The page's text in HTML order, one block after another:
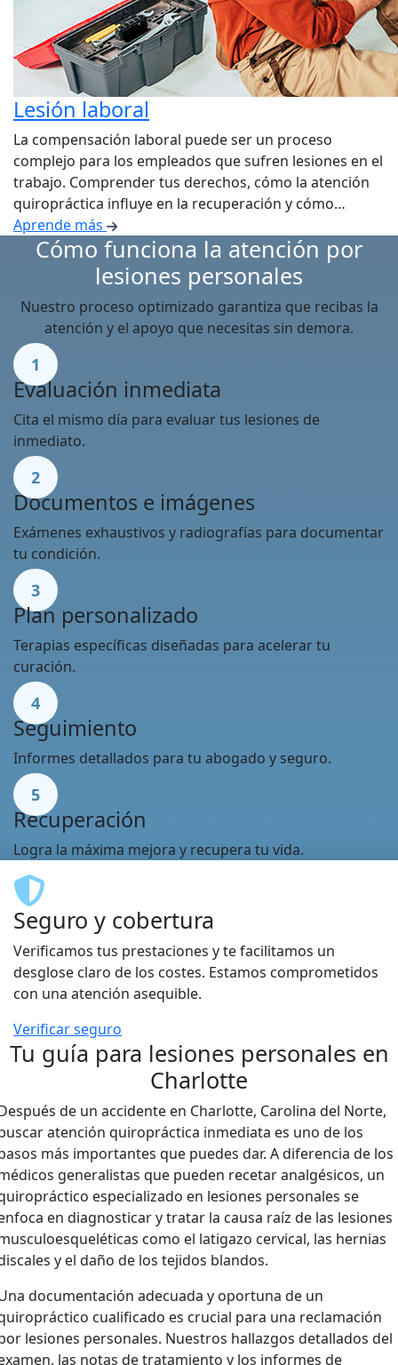
Lesión laboral
La compensación laboral puede ser un proceso
complejo para los empleados que sufren lesiones en el
trabajo. Comprender tus derechos, cómo la atención
quiropráctica influye en la recuperación y cómo…
Aprende más
Cómo funciona la atención por
lesiones personales
Nuestro proceso optimizado garantiza que recibas la
atención y el apoyo que necesitas sin demora.
1
Evaluación inmediata
Cita el mismo día para evaluar tus lesiones de
inmediato.
2
Documentos e imágenes
Exámenes exhaustivos y radiografías para documentar
tu condición.
3
Plan personalizado
Terapias específicas diseñadas para acelerar tu
curación.
4
Seguimiento
Informes detallados para tu abogado y seguro.
5
Recuperación
Logra la máxima mejora y recupera tu vida.
Seguro y cobertura
Verificamos tus prestaciones y te facilitamos un
desglose claro de los costes. Estamos comprometidos
con una atención asequible.
Verificar seguro
Tu guía para lesiones personales en
Charlotte
de un accidente en Charlotte, Carolina del Norte,
atención quiropráctica inmediata es uno de los
más importantes que puedes dar. A diferencia de los
generalistas que pueden recetar analgésicos, un
especializado en lesiones personales se
en diagnosticar y tratar la causa raíz de las lesiones
como el latigazo cervical, las hernias
y el daño de los tejidos blandos.
documentación adecuada y oportuna de un
cualificado es crucial para una reclamación
lesiones personales. Nuestros hallazgos detallados del
las notas de tratamiento y los informes de